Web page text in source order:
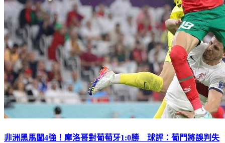
非洲黑馬闖4強！摩洛哥對葡萄牙1:0勝 球評：葡門將誤判失